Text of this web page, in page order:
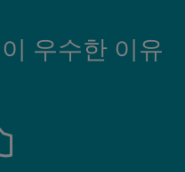
우수한 이유